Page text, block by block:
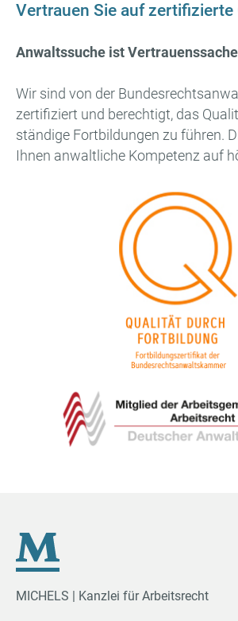
Vertrauen Sie auf zertifizierte
Anwaltssuche ist
Wir sind von der
zertifiziert und berechtigt, das
ständige Fortbildungen zu führen.
Ihnen anwaltliche Kompetenz auf
MICHELS | Kanzlei für Arbeitsrecht